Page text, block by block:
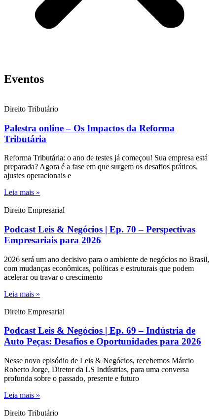
Eventos
Direito Tributário
Palestra online – Os Impactos da Reforma
Tributária
Reforma Tributária: o ano de testes já começou! Sua empresa está
preparada? Agora é a fase em que surgem os desafios práticos,
ajustes operacionais e
Leia mais »
Direito Empresarial
Podcast Leis & Negócios | Ep. 70 – Perspectivas
Empresariais para 2026
2026 será um ano decisivo para o ambiente de negócios no Brasil,
com mudanças econômicas, políticas e estruturais que podem
acelerar ou travar o crescimento
Leia mais »
Direito Empresarial
Podcast Leis & Negócios | Ep. 69 – Indústria de
Auto Peças: Desafios e Oportunidades para 2026
Nesse novo episódio de Leis & Negócios, recebemos Márcio
Roberto Jorge, Diretor da LS Indústrias, para uma conversa
profunda sobre o passado, presente e futuro
Leia mais »
Direito Tributário